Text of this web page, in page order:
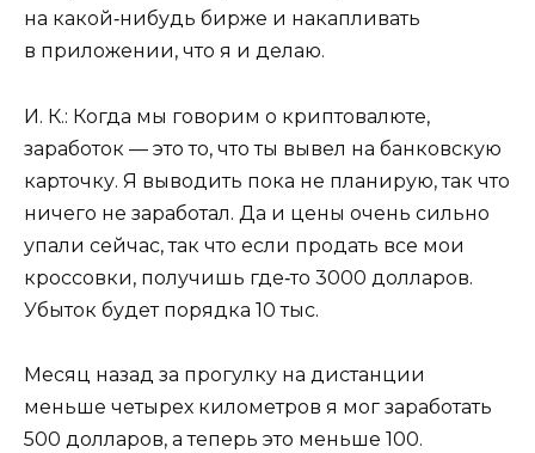
на какой‑нибудь бирже и накапливать
в приложении, что я и делаю.
И. К.: Когда мы говорим о криптовалюте,
заработок — это то, что ты вывел на банковскую
карточку. Я выводить пока не планирую, так что
ничего не заработал. Да и цены очень сильно
упали сейчас, так что если продать все мои
кроссовки, получишь где‑то 3000 долларов.
Убыток будет порядка 10 тыс.
Месяц назад за прогулку на дистанции
меньше четырех километров я мог заработать
500 долларов, а теперь это меньше 100.